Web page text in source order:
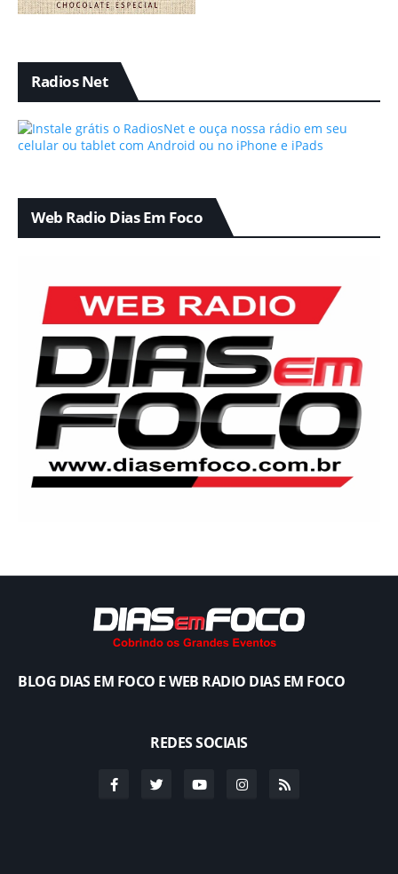
Radios Net
Web Radio Dias Em Foco
BLOG DIAS EM FOCO E WEB RADIO DIAS EM FOCO
REDES SOCIAIS